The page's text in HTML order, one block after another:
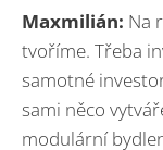
Maxmilián: Na
tvoříme. Třeba
samotné
sami něco
modulární